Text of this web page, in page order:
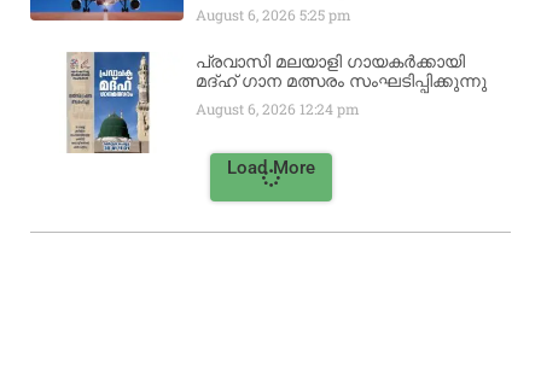
August 6, 20265:25 pm
പ്രവാസി മലയാളി ഗായകർക്കായി
മദ്ഹ് ഗാന മത്സരം സംഘടിപ്പിക്കുന്നു
August 6, 2026 12:24 pm
Load More